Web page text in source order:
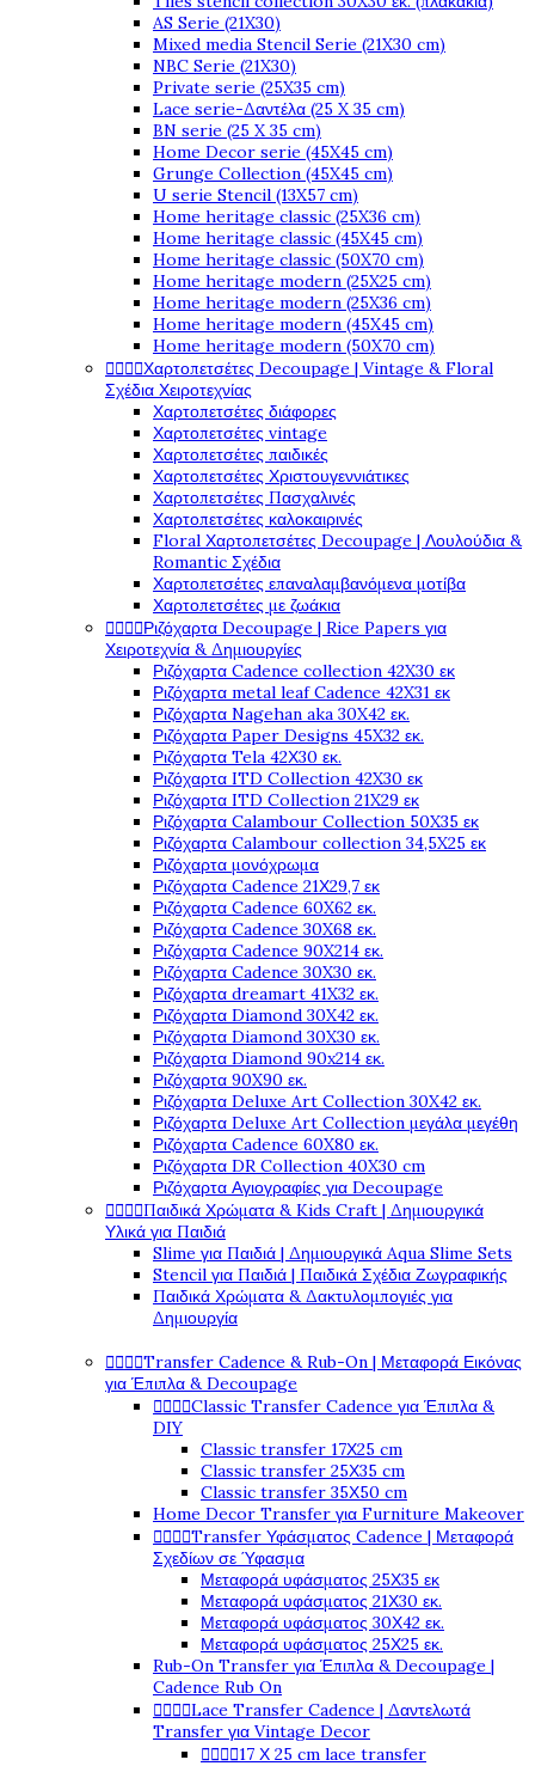
AS Serie (21X30)
Mixed media Stencil Serie (21X30 cm)
NBC Serie (21X30)
Private serie (25X35 cm)
Lace serie-Δαντέλα (25 X 35 cm)
BN serie (25 X 35 cm)
Home Decor serie (45X45 cm)
Grunge Collection (45X45 cm)
U serie Stencil (13X57 cm)
Home heritage classic (25X36 cm)
Home heritage classic (45X45 cm)
Home heritage classic (50X70 cm)
Home heritage modern (25X25 cm)
Home heritage modern (25X36 cm)
Home heritage modern (45X45 cm)
Home heritage modern (50X70 cm)
Χαρτοπετσέτες Decoupage | Vintage & Floral
Σχέδια Χειροτεχνίας
Χαρτοπετσέτες διάφορες
Χαρτοπετσέτες vintage
Χαρτοπετσέτες παιδικές
Χαρτοπετσέτες Χριστουγεννιάτικες
Χαρτοπετσέτες Πασχαλινές
Χαρτοπετσέτες καλοκαιρινές
Floral Χαρτοπετσέτες Decoupage | Λουλούδια &
Romantic Σχέδια
Χαρτοπετσέτες επαναλαμβανόμενα μοτίβα
Χαρτοπετσέτες με ζωάκια
Ριζόχαρτα Decoupage | Rice Papers για
Χειροτεχνία & Δημιουργίες
Ριζόχαρτα Cadence collection 42X30 εκ
Ριζόχαρτα metal leaf Cadence 42X31 εκ
Ριζόχαρτα Nagehan aka 30X42 εκ.
Ριζόχαρτα Paper Designs 45X32 εκ.
Ριζόχαρτα Tela 42Χ30 εκ.
Ριζόχαρτα ITD Collection 42X30 εκ
Ριζόχαρτα ITD Collection 21X29 εκ
Ριζόχαρτα Calambour Collection 50X35 εκ
Ριζόχαρτα Calambour collection 34,5X25 εκ
Ριζόχαρτα μονόχρωμα
Ριζόχαρτα Cadence 21Χ29,7 εκ
Ριζόχαρτα Cadence 60X62 εκ.
Ριζόχαρτα Cadence 30X68 εκ.
Ριζόχαρτα Cadence 90X214 εκ.
Ριζόχαρτα Cadence 30X30 εκ.
Ριζόχαρτα dreamart 41X32 εκ.
Ριζόχαρτα Diamond 30X42 εκ.
Ριζόχαρτα Diamond 30X30 εκ.
Ριζόχαρτα Diamond 90x214 εκ.
Ριζόχαρτα 90X90 εκ.
Ριζόχαρτα Deluxe Art Collection 30X42 εκ.
Ριζόχαρτα Deluxe Art Collection μεγάλα μεγέθη
Ριζόχαρτα Cadence 60X80 εκ.
Ριζόχαρτα DR Collection 40X30 cm
Ριζόχαρτα Αγιογραφίες για Decoupage
Παιδικά Χρώματα & Kids Craft | Δημιουργικά
Υλικά για Παιδιά
Slime για Παιδιά | Δημιουργικά Aqua Slime Sets
Stencil για Παιδιά | Παιδικά Σχέδια Ζωγραφικής
Παιδικά Χρώματα & Δακτυλομπογιές για
Δημιουργία
Transfer Cadence & Rub-On | Μεταφορά Εικόνας
για Έπιπλα & Decoupage
Classic Transfer Cadence για Έπιπλα &
DIY
Classic transfer 17Χ25 cm
Classic transfer 25Χ35 cm
Classic transfer 35Χ50 cm
Home Decor Transfer για Furniture Makeover
Transfer Υφάσματος Cadence | Μεταφορά
Σχεδίων σε Ύφασμα
Μεταφορά υφάσματος 25Χ35 εκ
Μεταφορά υφάσματος 21Χ30 εκ.
Μεταφορά υφάσματος 30Χ42 εκ.
Μεταφορά υφάσματος 25Χ25 εκ.
Rub-On Transfer για Έπιπλα & Decoupage |
Cadence Rub On
Lace Transfer Cadence | Δαντελωτά
Transfer για Vintage Decor
17 Χ 25 cm lace transfer